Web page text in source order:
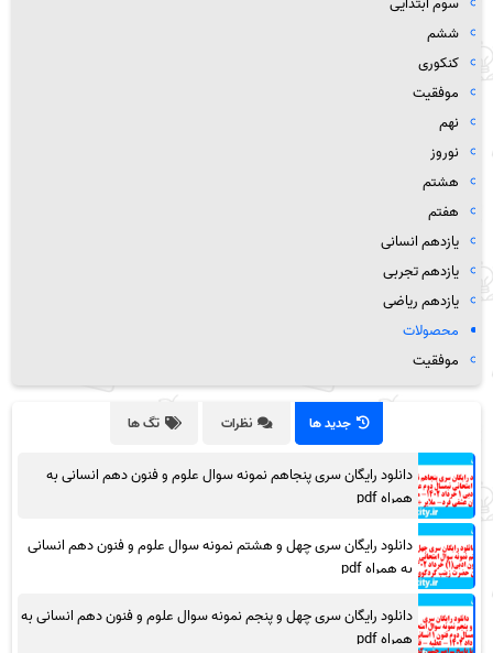
ششم
کنکوری
موفقیت
نهم
نوروز
هشتم
هفتم
یازدهم انسانی
یازدهم تجربی
یازدهم ریاضی
محصولات
موفقیت
جدید ها نظرات تگ ها
دانلود رایگان سری پنجاهم نمونه سوال علوم و فنون دهم انسانی به
همراه pdf
دانلود رایگان سری چهل و هشتم نمونه سوال علوم و فنون دهم انسانی
به همراه pdf
دانلود رایگان سری چهل و پنجم نمونه سوال علوم و فنون دهم انسانی به
همراه pdf